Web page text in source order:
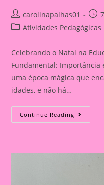
Post
author:
carolinapalhas01
Post
PostAtividades Pedagógicas
Celebrando o Natal na
Fundamental: Importância
uma época mágica que
idades, e não há…
Continue Reading Dê
Vida
De